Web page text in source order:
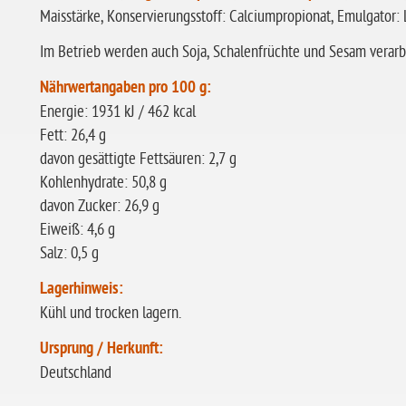
Maisstärke, Konservierungsstoff: Calciumpropionat,
Im Betrieb werden auch Soja, Schalenfrüchte und Sesam
Nährwertangaben pro 100 g:
Energie: 1931 kJ / 462 kcal
Fett: 26,4 g
davon gesättigte Fettsäuren: 2,7 g
Kohlenhydrate: 50,8 g
davon Zucker: 26,9 g
Eiweiß: 4,6 g
Salz: 0,5 g
Lagerhinweis:
Kühl und trocken lagern.
Ursprung / Herkunft:
Deutschland